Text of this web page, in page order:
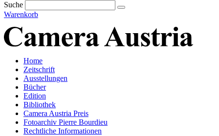
Suche
Warenkorb
Home
Zeitschrift
Ausstellungen
Bücher
Edition
Bibliothek
Camera Austria Preis
Fotoarchiv Pierre Bourdieu
Rechtliche Informationen